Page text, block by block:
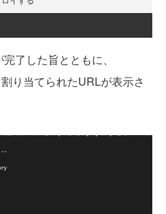
了した旨とともに、
り当てられたURLが表示さ